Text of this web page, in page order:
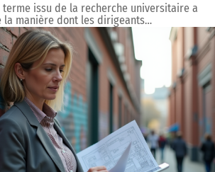
terme issu de la recherche universitaire a
la manière dont les dirigeants…